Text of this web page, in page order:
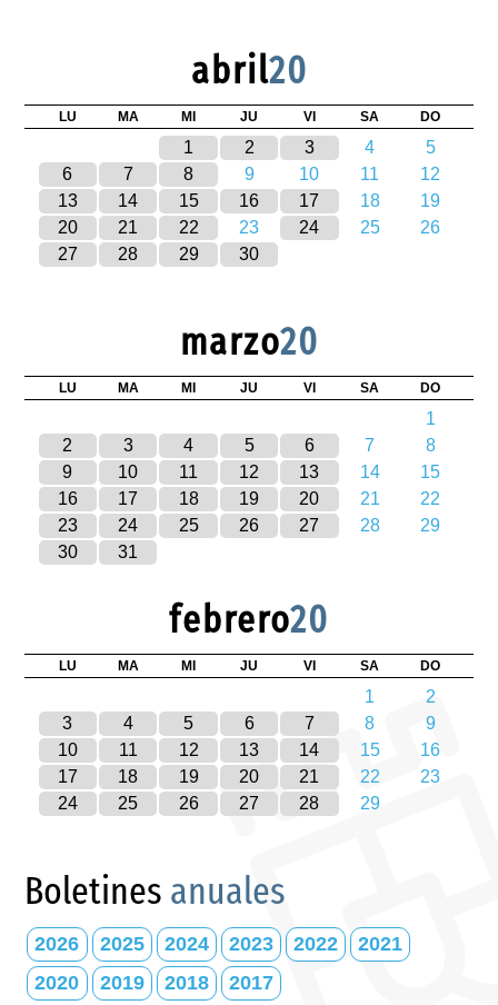
abril20
LU MA MI JU VI SA DO
1 2 3 4
5
6
7 8 9 10 11
12
13
14 15 16 17 18
19
20
21 22 23 24 25
26
27
28 29 30
marzo20
LU MA MI JU VI SA DO
1
2
3 4 5 6 7
8
9
10 11 12 13 14
15
16
17 18 19 20 21
22
23
24 25 26 27 28
29
30
31
febrero20
LU MA MI JU VI SA DO
1
2
3
4 5 6 7 8
9
10
11 12 13 14 15
16
17
18 19 20 21 22
23
24
25 26 27 28 29
Boletines anuales
2026 2025 2024 2023 2022
2021
2020
2019 2018 2017